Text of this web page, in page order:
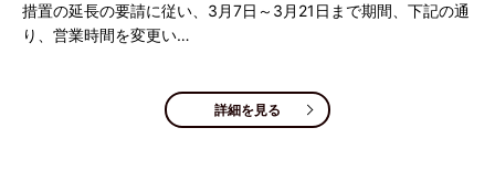
措置の延長の要請に従い、3月7日～3月21日まで期間、下記の通
り、営業時間を変更い…
詳細を見る